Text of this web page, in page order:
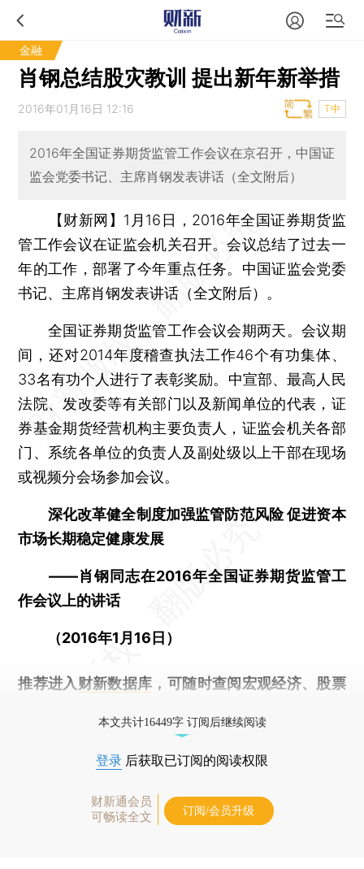
金融
肖钢总结股灾教训 提出新年新举措
2016年01月16日 12:16 T中
2016年全国证券期货监管工作会议在京召开，中国证
监会党委书记、主席肖钢发表讲话（全文附后）
【财新网】 1月16日，2016年全国证券期货监
管工作会议在证监会机关召开。会议总结了过去一
年的工作，部署了今年重点任务。中国证监会党委
书记、主席肖钢发表讲话（全文附后）。
全国证券期货监管工作会议会期两天。会议期
间，还对2014年度稽查执法工作46个有功集体、
33名有功个人进行了表彰奖励。中宣部、最高人民
法院、发改委等有关部门以及新闻单位的代表，证
券基金期货经营机构主要负责人，证监会机关各部
门、系统各单位的负责人及副处级以上干部在现场
或视频分会场参加会议。
深化改革健全制度加强监管防范风险 促进资本
市场长期稳定健康发展
——肖钢同志在2016年全国证券期货监管工
作会议上的讲话
（2016年1月16日）
推荐进入 财新数据库 ，可随时查阅宏观经济、股票
本文共计16449字 订阅后继续阅读
登录 后获取已订阅的阅读权限
财新通会员
可畅读全文
订阅/会员升级